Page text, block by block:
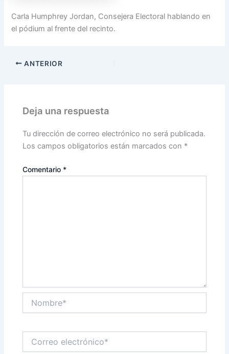
Carla Humphrey Jordan, Consejera Electoral hablando en
el pódium al frente del recinto.
ANTERIOR
Deja una respuesta
Tu dirección de correo electrónico no será publicada.
Los campos obligatorios están marcados con *
Comentario *
electrónico*